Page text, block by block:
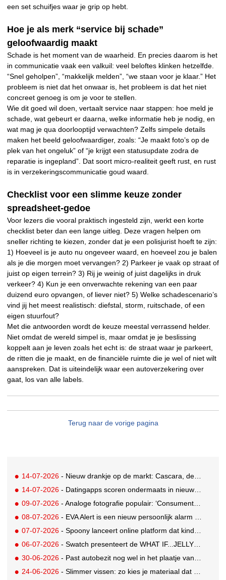
een set schuifjes waar je grip op hebt.
Hoe je als merk “service bij schade”
geloofwaardig maakt
Schade is het moment van de waarheid. En precies daarom is het
in communicatie vaak een valkuil: veel beloftes klinken hetzelfde.
“Snel geholpen”, “makkelijk melden”, “we staan voor je klaar.” Het
probleem is niet dat het onwaar is, het probleem is dat het niet
concreet genoeg is om je voor te stellen.
Wie dit goed wil doen, vertaalt service naar stappen: hoe meld je
schade, wat gebeurt er daarna, welke informatie heb je nodig, en
wat mag je qua doorlooptijd verwachten? Zelfs simpele details
maken het beeld geloofwaardiger, zoals: “Je maakt foto’s op de
plek van het ongeluk” of “je krijgt een statusupdate zodra de
reparatie is ingepland”. Dat soort micro-realiteit geeft rust, en rust
is in verzekeringscommunicatie goud waard.
Checklist voor een slimme keuze zonder
spreadsheet-gedoe
Voor lezers die vooral praktisch ingesteld zijn, werkt een korte
checklist beter dan een lange uitleg. Deze vragen helpen om
sneller richting te kiezen, zonder dat je een polisjurist hoeft te zijn:
1) Hoeveel is je auto nu ongeveer waard, en hoeveel zou je balen
als je die morgen moet vervangen? 2) Parkeer je vaak op straat of
juist op eigen terrein? 3) Rij je weinig of juist dagelijks in druk
verkeer? 4) Kun je een onverwachte rekening van een paar
duizend euro opvangen, of liever niet? 5) Welke schadescenario’s
vind jij het meest realistisch: diefstal, storm, ruitschade, of een
eigen stuurfout?
Met die antwoorden wordt de keuze meestal verrassend helder.
Niet omdat de wereld simpel is, maar omdat je je beslissing
koppelt aan je leven zoals het echt is: de straat waar je parkeert,
de ritten die je maakt, en de financiële ruimte die je wel of niet wilt
aanspreken. Dat is uiteindelijk waar een autoverzekering over
gaat, los van alle labels.
Terug naar de vorige pagina
14-07-2026 - Nieuw drankje op de markt: Cascara, de zelfbenoemde gezonde vervanging voor derde kop koffie
14-07-2026 - Datingapps scoren ondermaats in nieuw app-onderzoek, toch blijft gebruik groeien
09-07-2026 - Analoge fotografie populair: ‘Consumenten zoeken beleving, niet alleen perfectie’
08-07-2026 - EVA Alert is een nieuw persoonlijk alarm dat je aan je tas hangt
07-07-2026 - Spoony lanceert online platform dat kinderen tot 12 jaar helpt gezonde eetgewoonten te ontwikkelen
06-07-2026 - Swatch presenteert de WHAT IF...JELLY? collectie
30-06-2026 - Past autobezit nog wel in het plaatje van vandaag?
24-06-2026 - Slimmer vissen: zo kies je materiaal dat bij je water en techniek past